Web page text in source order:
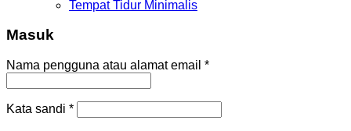
Tempat Tidur Minimalis
Masuk
Nama pengguna atau alamat email *
Kata sandi *